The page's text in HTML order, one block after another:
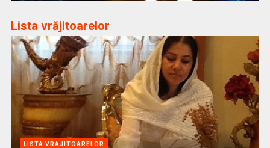
Lista vrăjitoarelor
LISTA VRAJITOARELOR